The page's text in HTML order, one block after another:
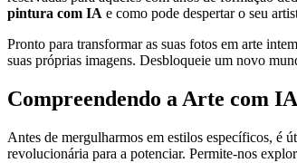
pintura com IA e como pode despertar o seu
Pronto para transformar as suas fotos em arte
suas próprias imagens. Desbloqueie um novo
Compreendendo a Arte com
Antes de mergulharmos em estilos específicos, é
revolucionária para a potenciar. Permite-nos